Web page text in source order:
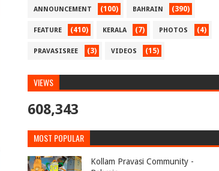
ANNOUNCEMENT (100) BAHRAIN (390)
FEATURE (410) KERALA (7) PHOTOS (4)
PRAVASISREE (3) VIDEOS (15)
VIEWS
608,343
MOST POPULAR
Kollam Pravasi Community -